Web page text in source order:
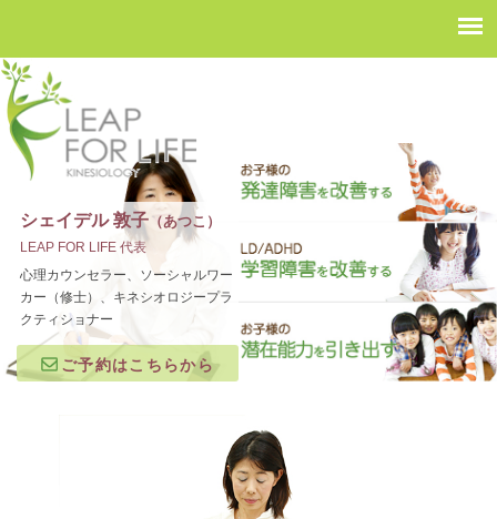
シェイデル 敦子 （あつこ）
LEAP FOR LIFE 代表
心理カウンセラー、ソーシャルワー
カー（修士）、キネシオロジープラ
クティショナー
ご予約はこちらから